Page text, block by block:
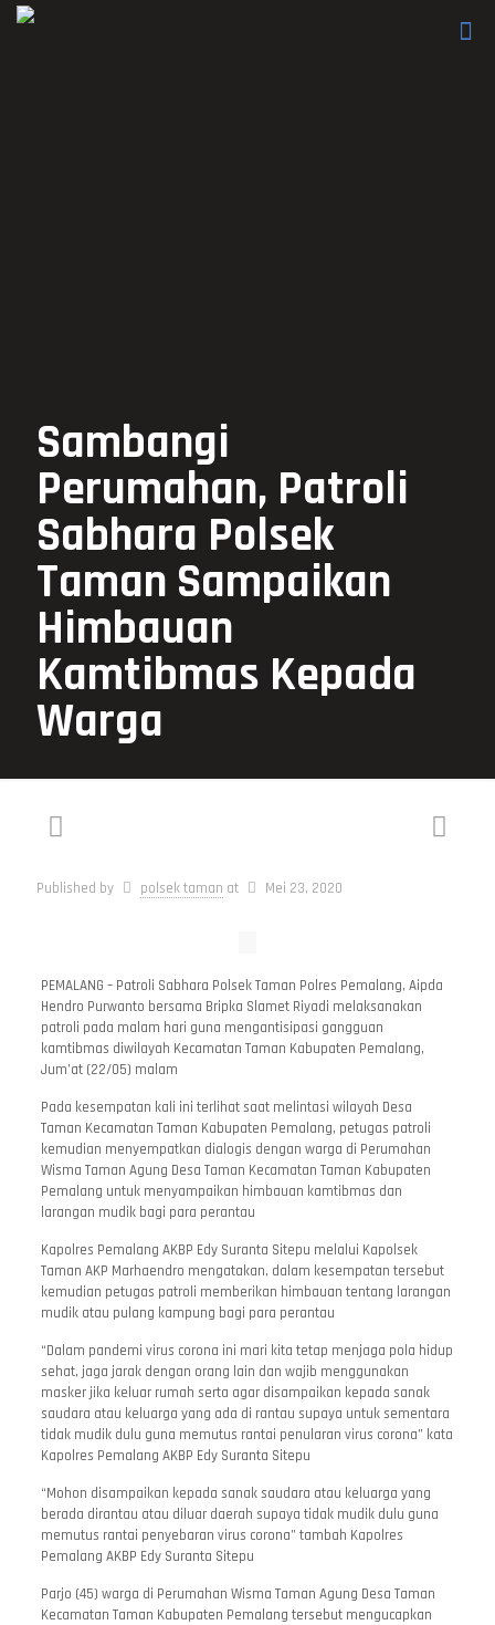
Sambangi
Perumahan, Patroli
Sabhara Polsek
Taman Sampaikan
Himbauan
Kamtibmas Kepada
Warga
Published by polsek taman at Mei 23, 2020
PEMALANG – Patroli Sabhara Polsek Taman Polres Pemalang, Aipda
Hendro Purwanto bersama Bripka Slamet Riyadi melaksanakan
patroli pada malam hari guna mengantisipasi gangguan
kamtibmas diwilayah Kecamatan Taman Kabupaten Pemalang,
Jum’at (22/05) malam
Pada kesempatan kali ini terlihat saat melintasi wilayah Desa
Taman Kecamatan Taman Kabupaten Pemalang, petugas patroli
kemudian menyempatkan dialogis dengan warga di Perumahan
Wisma Taman Agung Desa Taman Kecamatan Taman Kabupaten
Pemalang untuk menyampaikan himbauan kamtibmas dan
larangan mudik bagi para perantau
Kapolres Pemalang AKBP Edy Suranta Sitepu melalui Kapolsek
Taman AKP Marhaendro mengatakan, dalam kesempatan tersebut
kemudian petugas patroli memberikan himbauan tentang larangan
mudik atau pulang kampung bagi para perantau
“Dalam pandemi virus corona ini mari kita tetap menjaga pola hidup
sehat, jaga jarak dengan orang lain dan wajib menggunakan
masker jika keluar rumah serta agar disampaikan kepada sanak
saudara atau keluarga yang ada di rantau supaya untuk sementara
tidak mudik dulu guna memutus rantai penularan virus corona” kata
Kapolres Pemalang AKBP Edy Suranta Sitepu
“Mohon disampaikan kepada sanak saudara atau keluarga yang
berada dirantau atau diluar daerah supaya tidak mudik dulu guna
memutus rantai penyebaran virus corona” tambah Kapolres
Pemalang AKBP Edy Suranta Sitepu
Parjo (45) warga di Perumahan Wisma Taman Agung Desa Taman
Kecamatan Taman Kabupaten Pemalang tersebut mengucapkan